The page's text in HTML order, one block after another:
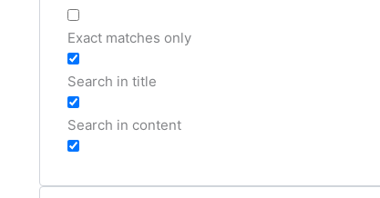
Exact matches only
Search in title
Search in content